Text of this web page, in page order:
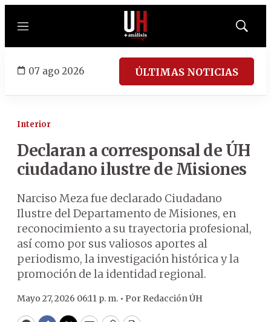
Menú
Mostrar
07 ago 2026 ÚLTIMAS NOTICIAS
Interior
Declaran a corresponsal de ÚH
ciudadano ilustre de Misiones
Narciso Meza fue declarado Ciudadano
Ilustre del Departamento de Misiones, en
reconocimiento a su trayectoria profesional,
así como por sus valiosos aportes al
periodismo, la investigación histórica y la
promoción de la identidad regional.
Mayo 27, 2026 06:11 p. m. • Por Redacción ÚH